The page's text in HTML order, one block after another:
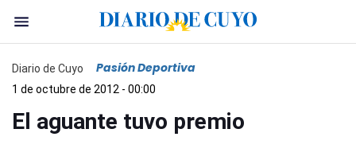
Diario de Cuyo Pasión Deportiva
1 de octubre de 2012 - 00:00
El aguante tuvo premio